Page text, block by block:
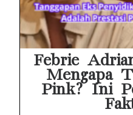
Febrie
Mengapa
Pink? Ini